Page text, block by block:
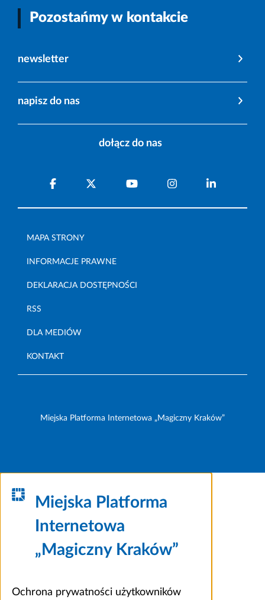
Pozostańmy w kontakcie
newsletter
napisz do nas
dołącz do nas
MAPA STRONY
INFORMACJE PRAWNE
DEKLARACJA DOSTĘPNOŚCI
RSS
DLA MEDIÓW
KONTAKT
Miejska Platforma Internetowa „Magiczny Kraków”
Miejska Platforma
Internetowa
„Magiczny Kraków”
Ochrona prywatności użytkowników